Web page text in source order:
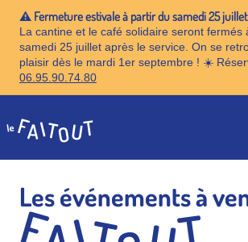
⚠️ Fermeture estivale à partir du samedi 25
La cantine et le café solidaire seront fermés
samedi 25 juillet après le service. On se
plaisir dès le mardi 1er septembre ! ☀️
06.95.90.74.80
Accueil
Les événements à